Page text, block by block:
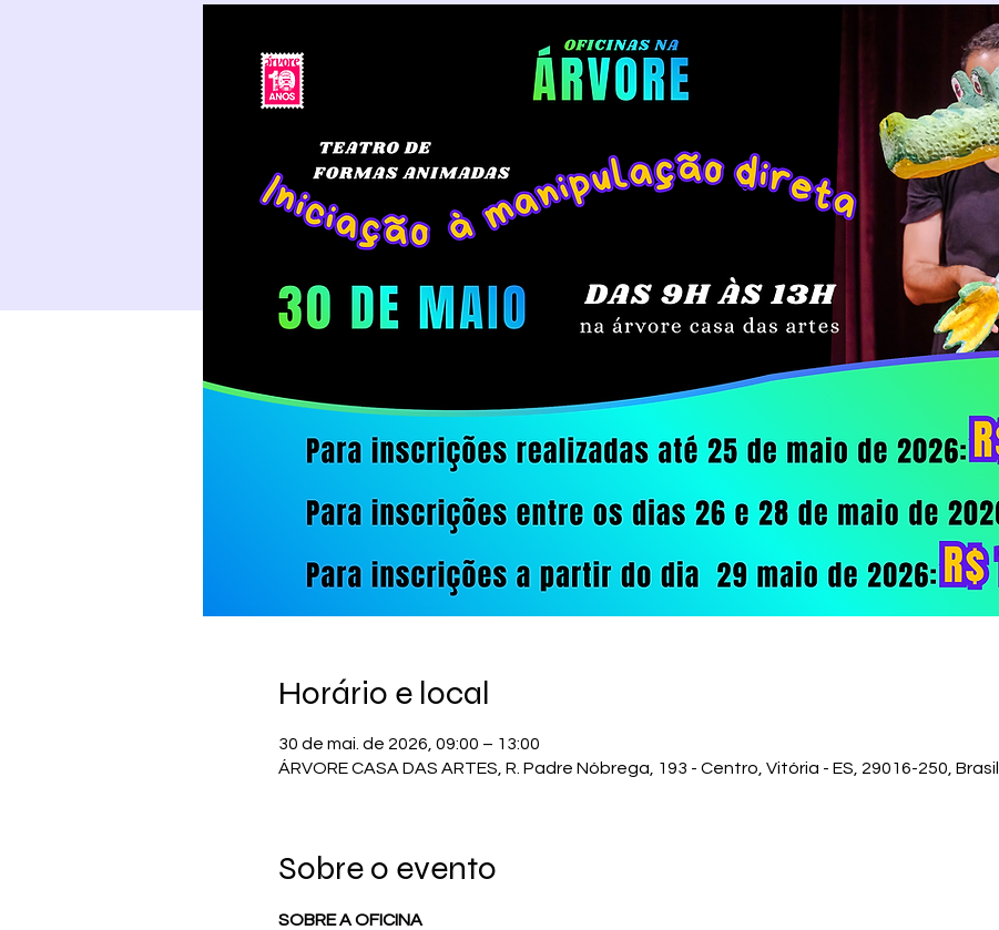
Horário e local
30 de mai. de 2026, 09:00 – 13:00
ÁRVORE CASA DAS ARTES, R. Padre Nóbrega, 193 - Centro, Vitória - ES, 29016-250, Brasil
Sobre o evento
SOBRE A OFICINA